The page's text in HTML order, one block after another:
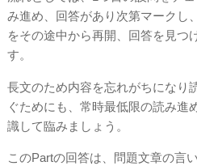
み進め、回答があり次第マーク
をその途中から再開、回答を見
す。
長文のため内容を忘れがちになり
ぐためにも、常時最低限の読み
識して臨みましょう。
このPartの回答は、問題文章の言